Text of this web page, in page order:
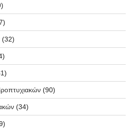
(32)
(90)
(34)